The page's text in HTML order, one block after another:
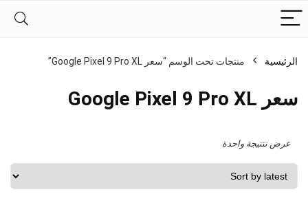
الرئيسية منتجات تحت الوسم “سعر Google Pixel 9 Pro XL”
سعر Google Pixel 9 Pro XL
عرض نتتيجة واحدة